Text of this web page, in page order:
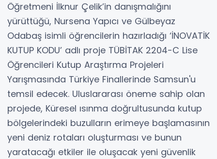
Öğretmeni İlknur Çelik’in danışmalığını
yürüttüğü, Nursena Yapıcı ve Gülbeyaz
Odabaş isimli öğrencilerin hazırladığı ‘İNOVATİK
KUTUP KODU’ adlı proje TÜBİTAK 2204-C Lise
Öğrencileri Kutup Araştırma Projeleri
Yarışmasında Türkiye Finallerinde Samsun'u
temsil edecek. Uluslararası öneme sahip olan
projede, Küresel ısınma doğrultusunda kutup
bölgelerindeki buzulların erimeye başlamasının
yeni deniz rotaları oluşturması ve bunun
yaratacağı etkiler ile oluşacak yeni güvenlik